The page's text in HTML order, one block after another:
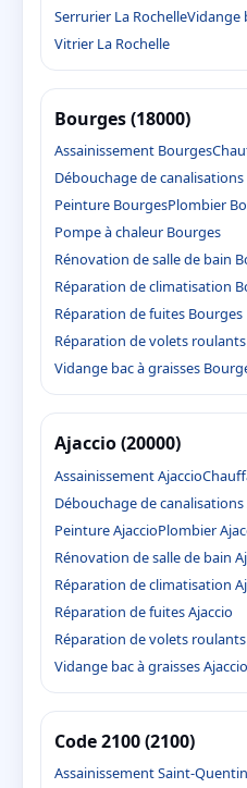
Serrurier La RochelleVidange
Vitrier La Rochelle
Bourges (18000)
Assainissement Bourges
Débouchage de
Peinture BourgesPlombier
Pompe à chaleur Bourges
Rénovation de salle de bain
Réparation de climatisation
Réparation de fuites Bourges
Réparation de volets
Vidange bac à graisses
Ajaccio (20000)
Assainissement Ajaccio
Débouchage de canalisations
Peinture AjaccioPlombier
Rénovation de salle de bain
Réparation de climatisation
Réparation de fuites Ajaccio
Réparation de volets roulants
Vidange bac à graisses Ajaccio
Code 2100 (2100)
Assainissement Saint-Quentin